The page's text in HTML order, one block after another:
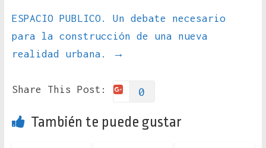
ESPACIO PUBLICO. Un debate necesario
para la construcción de una nueva
realidad urbana.
→
Share This Post: 0
También te puede gustar